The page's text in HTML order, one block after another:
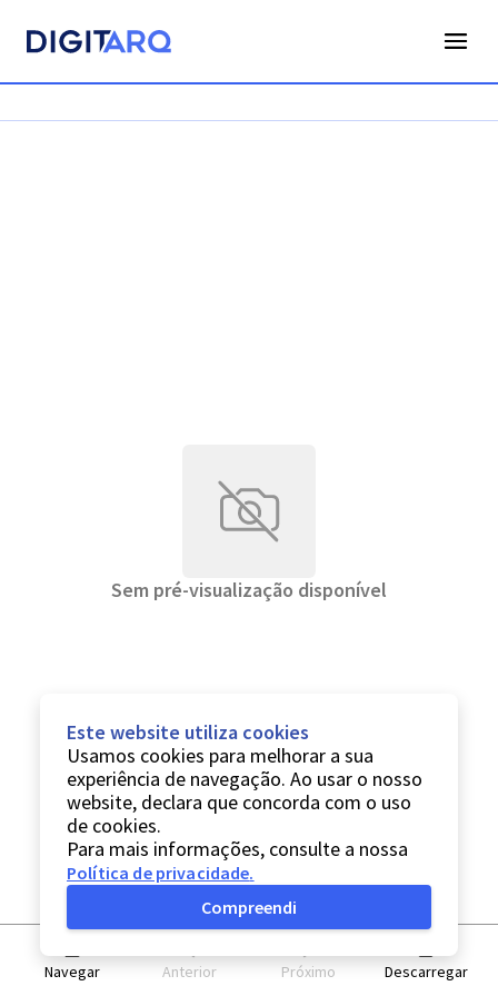
Sem pré-visualização disponível
Navegar Anterior Próximo Descarregar
Este website utiliza cookies
Usamos cookies para melhorar a sua
experiência de navegação. Ao usar o nosso
website, declara que concorda com o uso
de cookies.
Para mais informações, consulte a nossa
Política de privacidade.
Compreendi